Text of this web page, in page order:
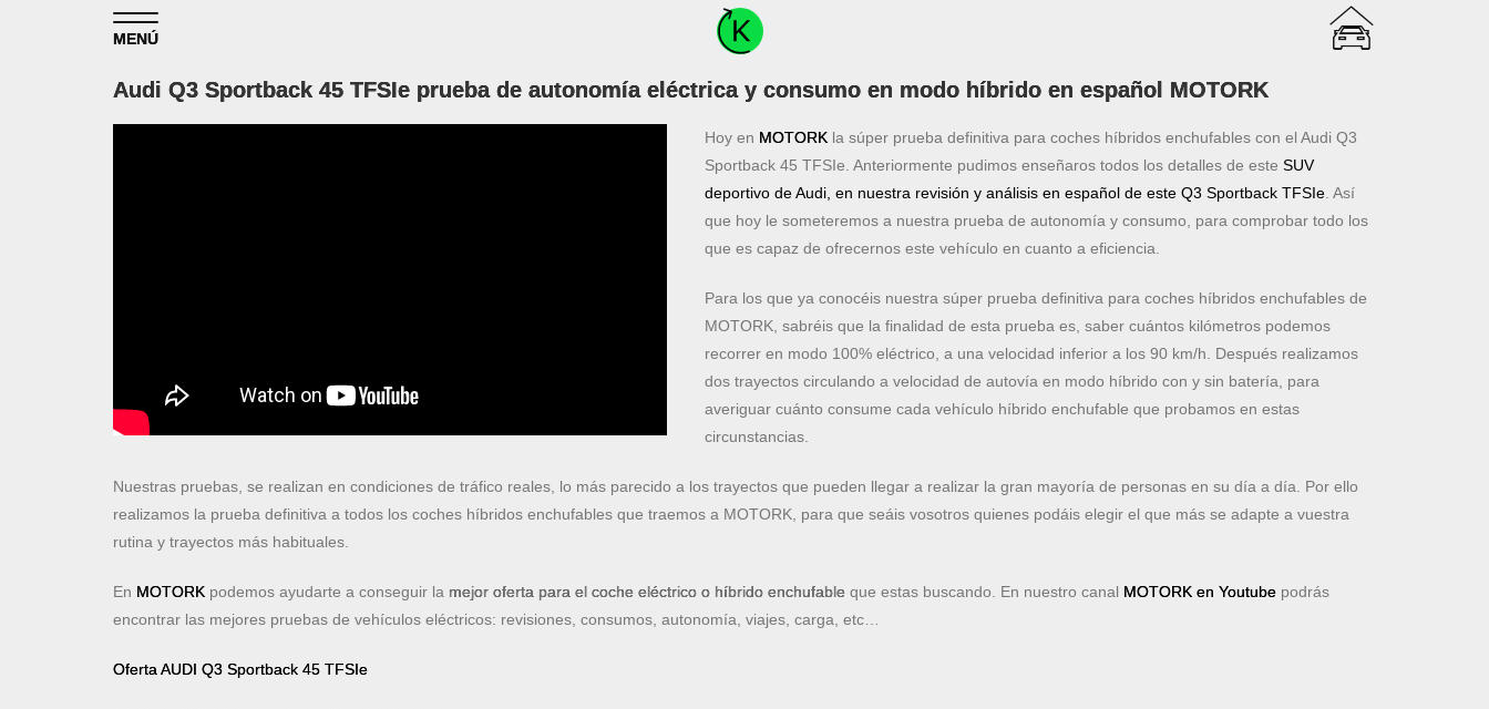
MENÚ
Audi Q3 Sportback 45 TFSIe prueba de autonomía eléctrica y consumo en modo híbrido en español MOTORK
Hoy en MOTORK la súper prueba definitiva para coches híbridos enchufables con el Audi Q3
Sportback 45 TFSIe. Anteriormente pudimos enseñaros todos los detalles de esteSUV
deportivo de Audi, en nuestra revisión y análisis en español de este Q3 Sportback TFSIe. Así
que hoy le someteremos a nuestra prueba de autonomía y consumo, para comprobar todo los
que es capaz de ofrecernos este vehículo en cuanto a eficiencia.
Para los que ya conocéis nuestra súper prueba definitiva para coches híbridos enchufables de
MOTORK, sabréis que la finalidad de esta prueba es, saber cuántos kilómetros podemos
recorrer en modo 100% eléctrico, a una velocidad inferior a los 90 km/h. Después realizamos
dos trayectos circulando a velocidad de autovía en modo híbrido con y sin batería, para
averiguar cuánto consume cada vehículo híbrido enchufable que probamos en estas
circunstancias.
Nuestras pruebas, se realizan en condiciones de tráfico reales, lo más parecido a los trayectos que pueden llegar a realizar la gran mayoría de personas en su día a día. Por ello
realizamos la prueba definitiva a todos los coches híbridos enchufables que traemos a MOTORK, para que seáis vosotros quienes podáis elegir el que más se adapte a vuestra
rutina y trayectos más habituales.
En MOTORK podemos ayudarte a conseguir la mejor oferta para el coche eléctrico o híbrido enchufable que estas buscando. En nuestro canal MOTORK en Youtube podrás
encontrar las mejores pruebas de vehículos eléctricos: revisiones, consumos, autonomía, viajes, carga, etc…
Oferta AUDI Q3 Sportback 45 TFSIe